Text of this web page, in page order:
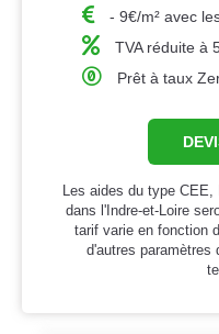
- 9€/m² avec
TVA réduite à
Prêt à taux
Les aides du type
dans l'Indre-et-Loire
tarif varie en fonction
d'autres paramètres